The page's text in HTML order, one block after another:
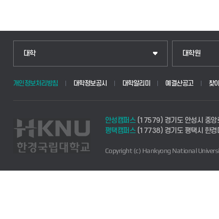
대학 대학원
개인정보처리방침 대학정보공시 대학알리미 예결산공고 찾
안성캠퍼스(17579) 경기도 안성시 중
평택캠퍼스(17738) 경기도 평택시 한
Copyright (c) Hankyong National